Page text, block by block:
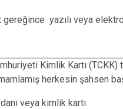
yazılı veya
Kimlik Kartı
herkesin şahsen
veya kimlik kartı